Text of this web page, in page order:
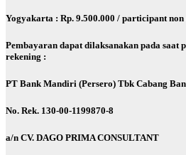
Yogyakarta : Rp. 9.500.000 / participant
Pembayaran dapat dilaksanakan pada saat
rekening :
PT Bank Mandiri (Persero) Tbk Cabang
No. Rek. 130-00-1199870-8
a/n CV. DAGO PRIMA CONSULTANT